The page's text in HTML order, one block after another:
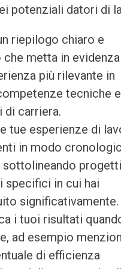
potenziali datori di
riepilogo chiaro e
metta in
più rilevante in
tecniche
di carriera.
tue esperienze di
in modo
sottolineando
specifici in cui hai
significativamente.
i tuoi risultati
ad esempio
di efficienza